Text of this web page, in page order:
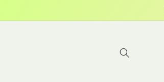
al contenido